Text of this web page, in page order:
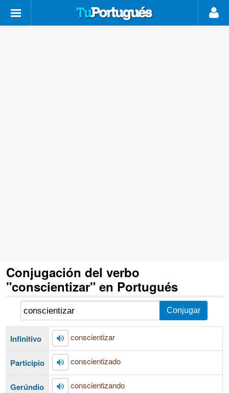
Conjugación del verbo
"conscientizar" en Portugués
Infinitivo conscientizar
Participio conscientizado
Gerúndio conscientizando